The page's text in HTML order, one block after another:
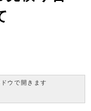
ウで開きます